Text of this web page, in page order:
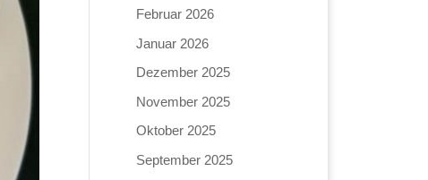
Februar 2026
Januar 2026
Dezember 2025
November 2025
Oktober 2025
September 2025